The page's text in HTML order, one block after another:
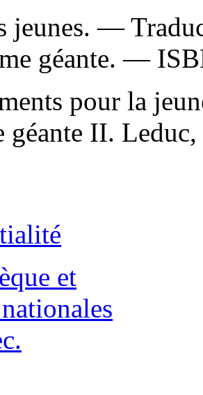
jeunes. —
géante. —
pour la
géante II.